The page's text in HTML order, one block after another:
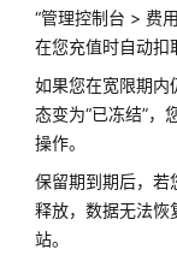
服
务
RabbitMQ
版
计
概
述
“管理控制台 > 费
在您充值时自动扣
如果您在宽限期内
态变为“已冻结”，
操作。
保留期到期后，
释放，数据无法恢
站。